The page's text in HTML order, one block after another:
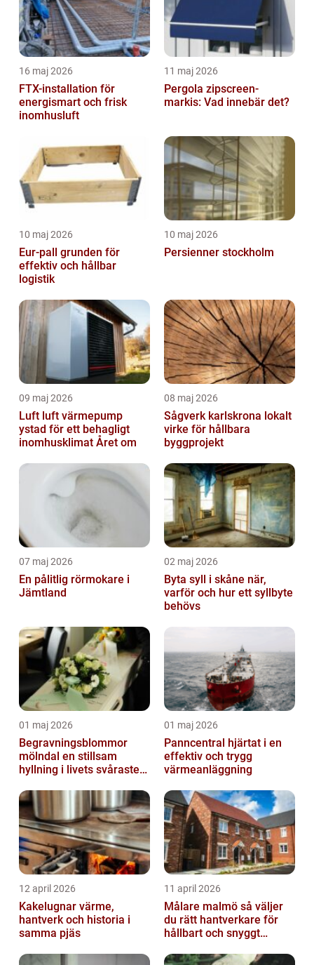
16 maj 2026
FTX-installation för
energismart och frisk
inomhusluft
11 maj 2026
Pergola zipscreen-
markis: Vad innebär det?
10 maj 2026
Eur-pall grunden för
effektiv och hållbar
logistik
10 maj 2026
Persienner stockholm
09 maj 2026
Luft luft värmepump
ystad för ett behagligt
inomhusklimat Året om
08 maj 2026
Sågverk karlskrona lokalt
virke för hållbara
byggprojekt
07 maj 2026
En pålitlig rörmokare i
Jämtland
02 maj 2026
Byta syll i skåne när,
varför och hur ett syllbyte
behövs
01 maj 2026
Begravningsblommor
mölndal en stillsam
hyllning i livets svåraste
01 maj 2026
Panncentral hjärtat i en
effektiv och trygg
värmeanläggning
12 april 2026
Kakelugnar värme,
hantverk och historia i
samma pjäs
11 april 2026
Målare malmö så väljer
du rätt hantverkare för
hållbart och snyggt